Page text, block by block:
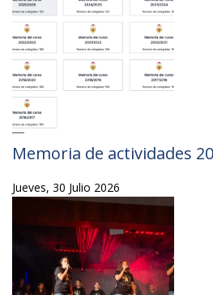
Memoria de actividades
Jueves, 30 Julio 2026